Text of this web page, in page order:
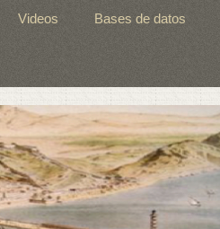
Videos Bases de datos